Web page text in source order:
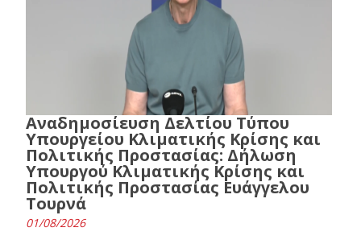
Αναδημοσίευση Δελτίου Τύπου
Υπουργείου Κλιματικής Κρίσης και
Πολιτικής Προστασίας: Δήλωση
Υπουργού Κλιματικής Κρίσης και
Πολιτικής Προστασίας Ευάγγελου
Τουρνά
01/08/2026